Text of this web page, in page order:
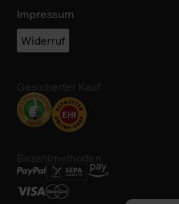
Impressum
Widerruf